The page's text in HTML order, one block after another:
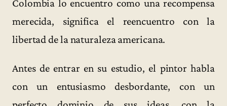
Colombia lo encuentro como una recompensa
merecida, significa el reencuentro con la
libertad de la naturaleza americana.
Antes de entrar en su estudio, el pintor habla
con un entusiasmo desbordante, con un